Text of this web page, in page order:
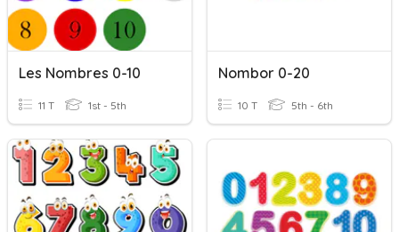
Les Nombres 0-10
11 T 1st - 5th
Nombor 0-20
10 T 5th - 6th